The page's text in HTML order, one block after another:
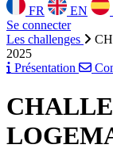
FR EN
Se connecter
Les challenges
2025
Présentation